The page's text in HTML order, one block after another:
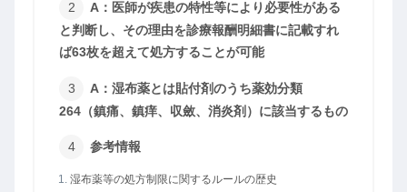
A：医師が疾患の特性等により必要性がある
と判断し、その理由を診療報酬明細書に記載すれ
ば63枚を超えて処方することが可能
A：湿布薬とは貼付剤のうち薬効分類
264（鎮痛、鎮痒、収斂、消炎剤）に該当するもの
参考情報
湿布薬等の処方制限に関するルールの歴史